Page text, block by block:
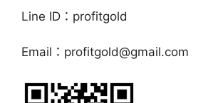
Line ID：profitgold
Email： profitgold@gmail.com